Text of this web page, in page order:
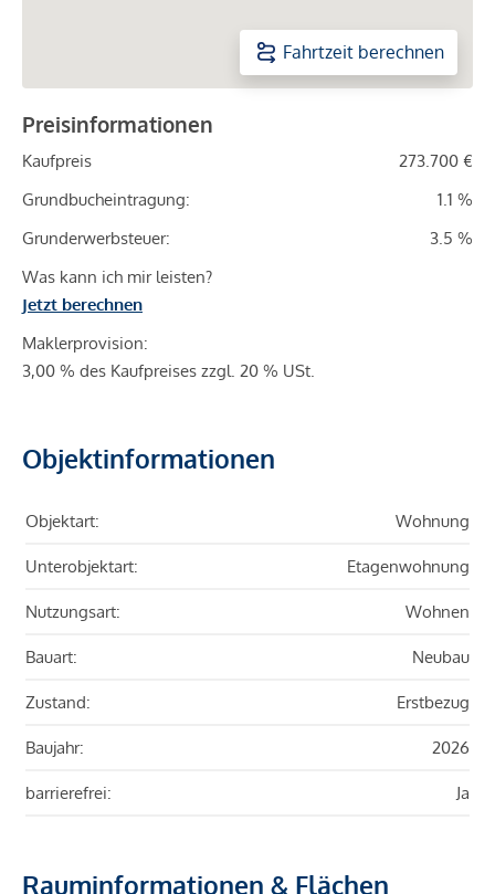
Fahrtzeit berechnen
Preisinformationen
Kaufpreis
273.700 €
Grundbucheintragung:
1.1 %
Grunderwerbsteuer:
3.5 %
Was kann ich mir leisten?
Jetzt berechnen
Maklerprovision:
3,00 % des Kaufpreises zzgl. 20 % USt.
Objektinformationen
Objektart: Wohnung
Unterobjektart: Etagenwohnung
Nutzungsart: Wohnen
Bauart: Neubau
Zustand: Erstbezug
Baujahr: 2026
barrierefrei: Ja
Rauminformationen & Flächen